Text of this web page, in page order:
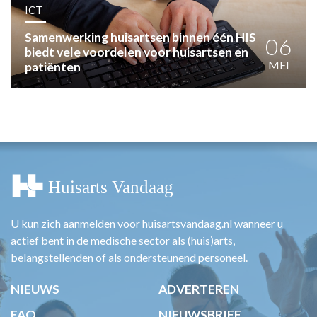
PRAKTIJKZAKEN
TARIEVEN
VPHUISARTSEN
MEDISCHE VAKHANDEL
ICT
Samenwerking huisartsen binnen één HIS
biedt vele voordelen voor huisartsen en
patiënten
06
MEI
U kun zich aanmelden voor huisartsvandaag.nl wanneer u
actief bent in de medische sector als (huis)arts,
belangstellenden of als ondersteunend personeel.
NIEUWS
ADVERTEREN